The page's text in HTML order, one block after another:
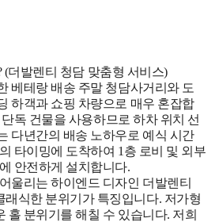
(더발렌티 청담 맞춤형 서비스)
베테랑 배송 주말 청담사거리와 도
하객과 쇼핑 차량으로 매우 혼잡합
단독 건물을 사용하므로 하차 위치 선
다년간의 배송 노하우로 예식 시간
타이밍에 도착하여 1층 로비 및 외부
안전하게 설치합니다.
울리는 하이엔드 디자인 더발렌티
래식한 분위기가 특징입니다. 저가형
홀 분위기를 해칠 수 있습니다. 저희